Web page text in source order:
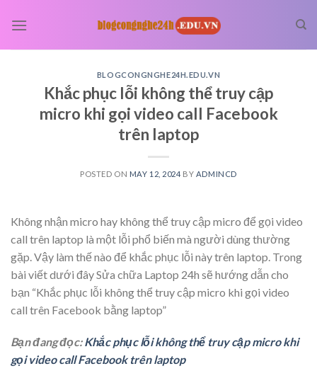
BLOGCONGNGHE24H.EDU.VN
Khắc phục lỗi không thể truy cập
micro khi gọi video call Facebook
trên laptop
POSTED ON MAY 12, 2024 BY ADMINCD
Không nhận micro hay không thể truy cập micro để gọi video
call trên laptop là một lỗi phổ biến mà người dùng thường
gặp. Vậy làm thế nào để khắc phục lỗi này trên laptop. Trong
bài viết dưới đây Sửa chữa Laptop 24h sẽ hướng dẫn cho
bạn “Khắc phục lỗi không thể truy cập micro khi gọi video
call trên Facebook bằng laptop”
Bạn đang đọc:Khắc phục lỗi không thể truy cập micro khi
gọi video call Facebook trên laptop